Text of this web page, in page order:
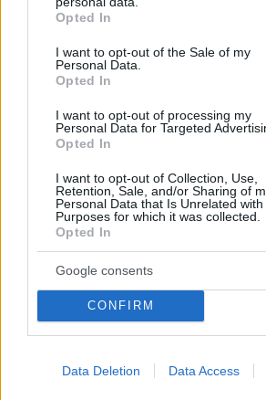
grant or deny consent to Google and its
use your data for below specified
consent section.
Opted In
I want to opt-out of the Sale of my
Personal Data.
Opted In
I want to opt-out of processing my
Personal Data for Targeted
Opted In
I want to opt-out of Collection, Use,
Retention, Sale, and/or Sharing of
Personal Data that Is Unrelated
Purposes for which it was collected.
Opted In
Google consents
CONFIRM
Data Deletion Data Access
σε Bάζει στην Aγορά Eργασίας
ΡΟΗ ΕΙΔΗΣΕΩΝ
Ειδήσεις Δημοφιλή
Σκιάθος: 15χρονος κατήγγειλε
εξακολούθηση βιασμό και εκβιασμό
περιέγραψε στις Αρχές
Απατεώνας άρπαξε 400.000 ευρώ
ηλικιωμένη στη Βοιωτία
Πάργα: Εκεί που η ηπειρωτική Ελλάδα
Το πιο συχνό λάθος όταν ψωνίζουμε